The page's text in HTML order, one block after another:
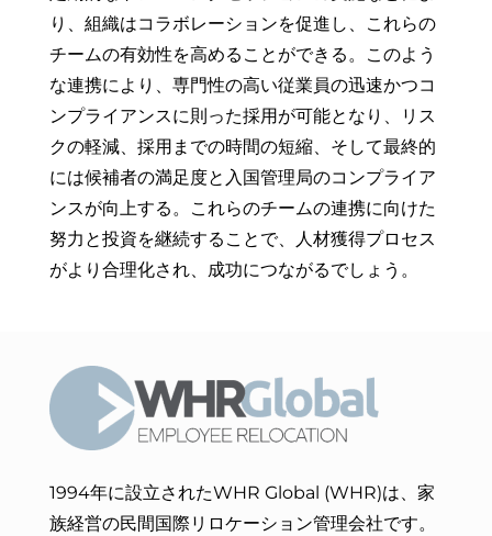
り、組織はコラボレーションを促進し、これらの
チームの有効性を高めることができる。このよう
な連携により、専門性の高い従業員の迅速かつコ
ンプライアンスに則った採用が可能となり、リス
クの軽減、採用までの時間の短縮、そして最終的
には候補者の満足度と入国管理局のコンプライア
ンスが向上する。これらのチームの連携に向けた
努力と投資を継続することで、人材獲得プロセス
がより合理化され、成功につながるでしょう。
1994年に設立されたWHR Global (WHR)は、家
族経営の民間国際リロケーション管理会社です。